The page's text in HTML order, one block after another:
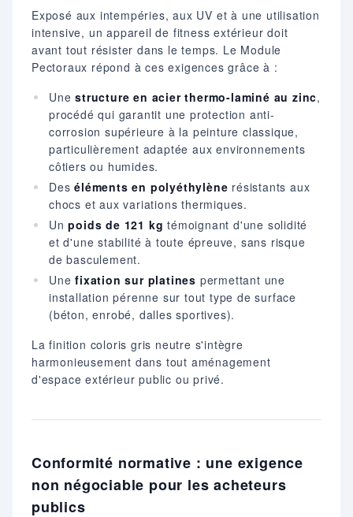
Exposé aux intempéries, aux UV et à une utilisation
intensive, un appareil de fitness extérieur doit
avant tout résister dans le temps. Le Module
Pectoraux répond à ces exigences grâce à :
Unestructure en acier thermo-laminé au zinc,
procédé qui garantit une protection anti-
corrosion supérieure à la peinture classique,
particulièrement adaptée aux environnements
côtiers ou humides.
Deséléments en polyéthylène résistants aux
chocs et aux variations thermiques.
Unpoids de 121 kg témoignant d'une solidité
et d'une stabilité à toute épreuve, sans risque
de basculement.
Unefixation sur platines permettant une
installation pérenne sur tout type de surface
(béton, enrobé, dalles sportives).
La finition coloris gris neutre s'intègre
harmonieusement dans tout aménagement
d'espace extérieur public ou privé.
Conformité normative : une exigence
non négociable pour les acheteurs
publics